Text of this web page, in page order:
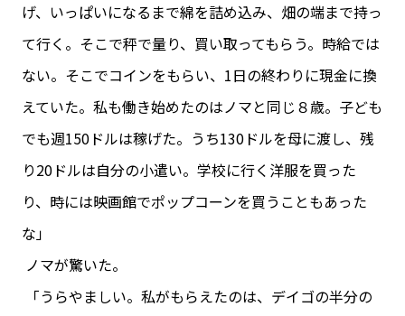
げ、いっぱいになるまで綿を詰め込み、畑の端まで持っ
て行く。そこで秤で量り、買い取ってもらう。時給では
ない。そこでコインをもらい、1日の終わりに現金に換
えていた。私も働き始めたのはノマと同じ８歳。子ども
でも週150ドルは稼げた。うち130ドルを母に渡し、残
り20ドルは自分の小遣い。学校に行く洋服を買った
り、時には映画館でポップコーンを買うこともあった
な」
ノマが驚いた。
「うらやましい。私がもらえたのは、デイゴの半分の